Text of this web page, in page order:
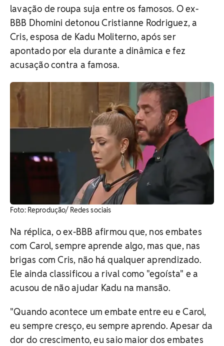
lavação de roupa suja entre os famosos. O ex-
BBB Dhomini detonou Cristianne Rodriguez, a
Cris, esposa de Kadu Moliterno, após ser
apontado por ela durante a dinâmica e fez
acusação contra a famosa.
Foto: Reprodução/ Redes sociais
Na réplica, o ex-BBB afirmou que, nos embates
com Carol, sempre aprende algo, mas que, nas
brigas com Cris, não há qualquer aprendizado.
Ele ainda classificou a rival como "egoísta" e a
acusou de não ajudar Kadu na mansão.
"Quando acontece um embate entre eu e Carol,
eu sempre cresço, eu sempre aprendo. Apesar da
dor do crescimento, eu saio maior dos embates